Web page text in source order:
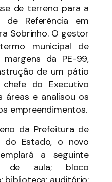
de terreno para a
de Referência em
Sobrinho. O gestor
municipal de
da PE-99,
de um pátio
do Executivo
áreas e analisou os
empreendimentos.
da Prefeitura de
do Estado, o novo
a seguinte
de aula; bloco